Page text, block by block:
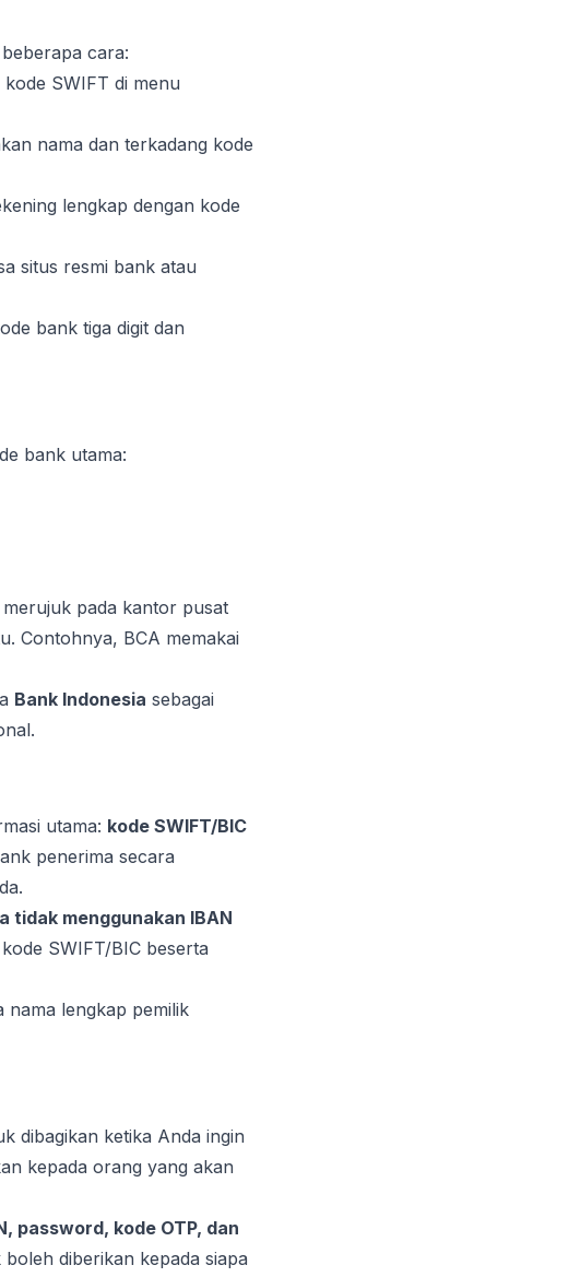
cara:
SWIFT di menu
nama dan terkadang kode
lengkap dengan kode
situs resmi bank atau
bank tiga digit dan
bank utama:
pada kantor pusat
Contohnya, BCA memakai
Bank Indonesia sebagai
utama: kode SWIFT/BIC
penerima secara
tidak menggunakan IBAN
SWIFT/BIC beserta
nama lengkap pemilik
dibagikan ketika Anda ingin
kepada orang yang akan
password, kode OTP, dan
diberikan kepada siapa